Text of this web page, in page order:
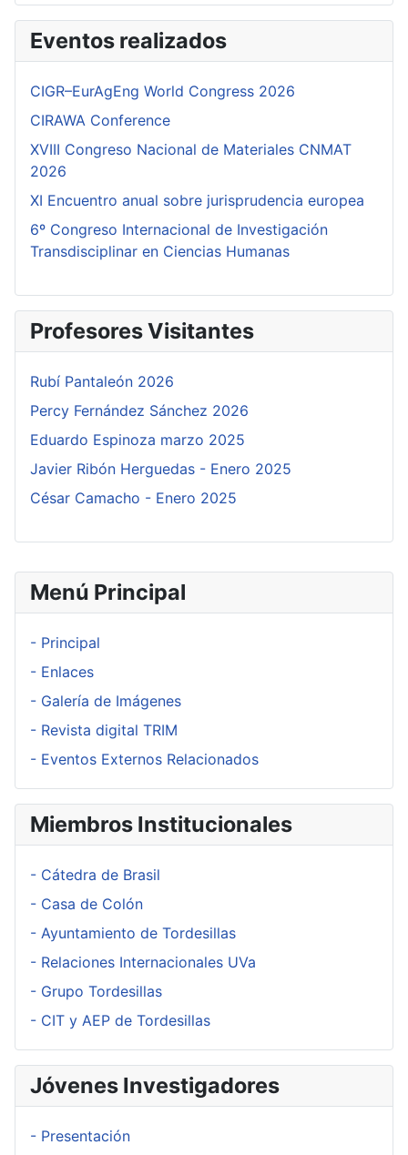
Menú Principal
- Principal
- Enlaces
- Galería de Imágenes
- Revista digital TRIM
- Eventos Externos Relacionados
Miembros Institucionales
- Cátedra de Brasil
- Casa de Colón
- Ayuntamiento de Tordesillas
- Relaciones Internacionales UVa
- Grupo Tordesillas
- CIT y AEP de Tordesillas
Jóvenes Investigadores
- Presentación
Eventos realizados
CIGR–EurAgEng World Congress 2026
CIRAWA Conference
XVIII Congreso Nacional de Materiales CNMAT
2026
XI Encuentro anual sobre jurisprudencia europea
6º Congreso Internacional de Investigación
Transdisciplinar en Ciencias Humanas
Profesores Visitantes
Rubí Pantaleón 2026
Percy Fernández Sánchez 2026
Eduardo Espinoza marzo 2025
Javier Ribón Herguedas - Enero 2025
César Camacho - Enero 2025